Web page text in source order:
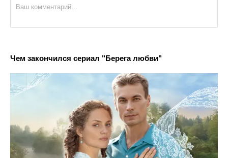
Чем закончился сериал "Берега любви"